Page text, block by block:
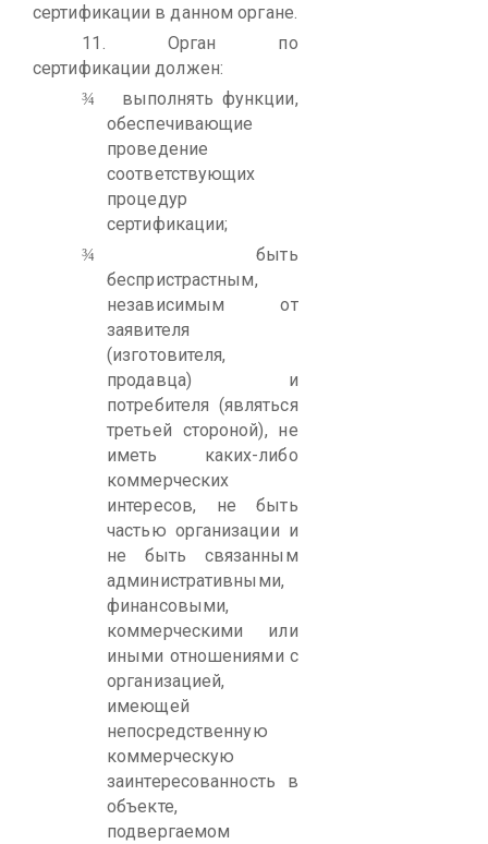
сертификации в данном органе.
11. Орган по
сертификации должен:
¾
выполнять функции,
обеспечивающие
проведение
соответствующих
процедур
сертификации;
¾
быть
беспристрастным,
независимым от
заявителя
(изготовителя,
продавца) и
потребителя (являться
третьей стороной), не
иметь каких-либо
коммерческих
интересов, не быть
частью организации и
не быть связанным
административными,
финансовыми,
коммерческими или
иными отношениями с
организацией,
имеющей
непосредственную
коммерческую
заинтересованность в
объекте,
подвергаемом